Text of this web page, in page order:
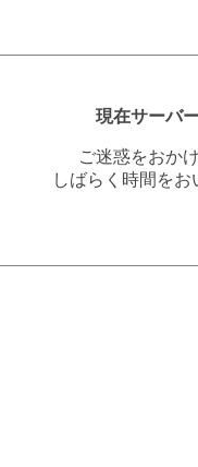
現在サーバ
ご迷惑をおか
しばらく時間を